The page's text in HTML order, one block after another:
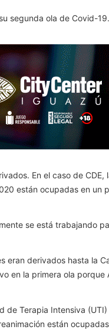
segunda ola de Covid-19.
En el caso de CDE,
están ocupadas en un
se está trabajando
eran derivados hasta la
en la primera ola porque
de Terapia Intensiva (UTI)
están